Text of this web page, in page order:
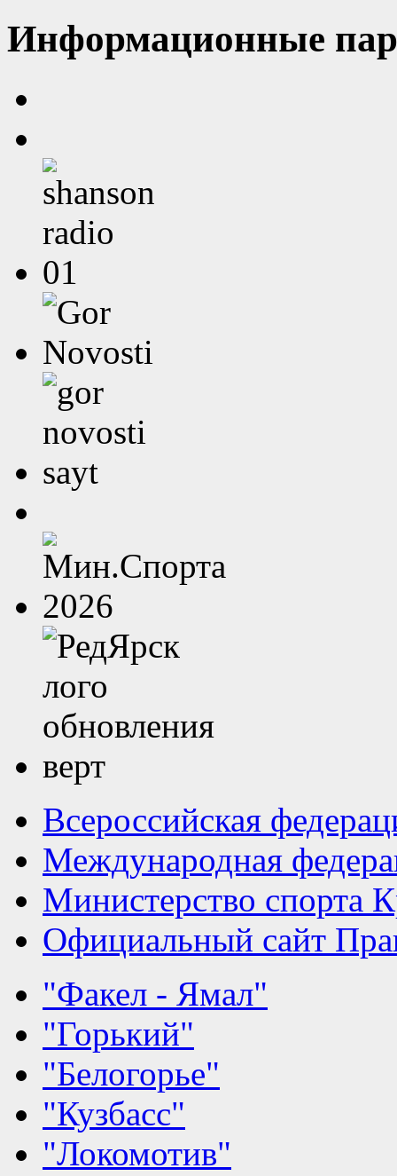
Информационные
Всероссийская
Международная
Министерство спорта
Официальный сайт
"Факел - Ямал"
"Горький"
"Белогорье"
"Кузбасс"
"Локомотив"